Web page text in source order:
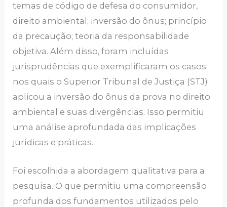
temas de código de defesa do consumidor,
direito ambiental; inversão do ônus; princípio
da precaução; teoria da responsabilidade
objetiva. Além disso, foram incluídas
jurisprudências que exemplificaram os casos
nos quais o Superior Tribunal de Justiça (STJ)
aplicou a inversão do ônus da prova no direito
ambiental e suas divergências. Isso permitiu
uma análise aprofundada das implicações
jurídicas e práticas.
Foi escolhida a abordagem qualitativa para a
pesquisa. O que permitiu uma compreensão
profunda dos fundamentos utilizados pelo